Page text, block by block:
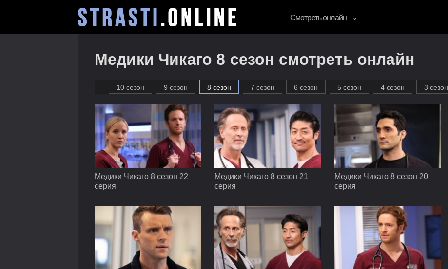
Смотреть онлайн
Медики Чикаго 8 сезон смотреть онлайн
10 сезон 9 сезон 8 сезон 7 сезон 6 сезон 5 сезон 4 сезон 3 сезон
Медики Чикаго 8 сезон 22
серия
Медики Чикаго 8 сезон 21
серия
Медики Чикаго 8 сезон 20
серия